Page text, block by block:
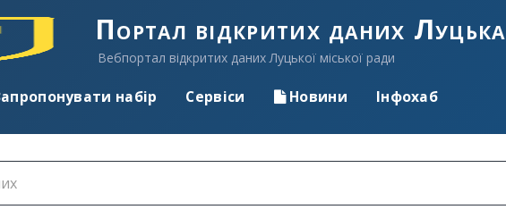
Портал відкритих даних Луцька
Вебпортал відкритих даних Луцької міської ради
набір Сервіси Новини Інфохаб